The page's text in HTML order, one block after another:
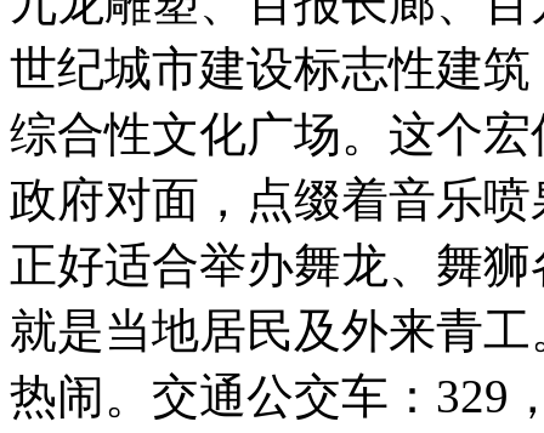
世纪城市建设标志性建
综合性文化广场。这个
政府对面，点缀着音乐
正好适合举办舞龙、舞
就是当地居民及外来青
热闹。交通公交车：329